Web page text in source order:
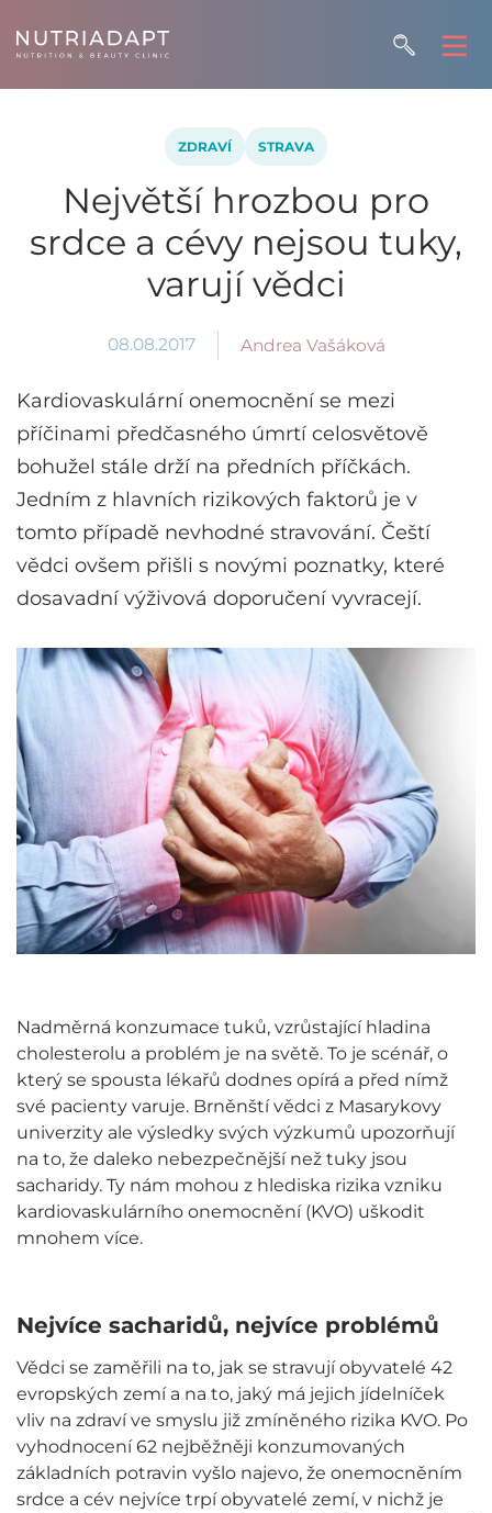
ZDRAVÍ STRAVA
Největší hrozbou pro
srdce a cévy nejsou tuky,
varují vědci
08.08.2017 Andrea Vašáková
Kardiovaskulární onemocnění se mezi
příčinami předčasného úmrtí celosvětově
bohužel stále drží na předních příčkách.
Jedním z hlavních rizikových faktorů je v
tomto případě nevhodné stravování. Čeští
vědci ovšem přišli s novými poznatky, které
dosavadní výživová doporučení vyvracejí.
Nadměrná konzumace tuků, vzrůstající hladina
cholesterolu a problém je na světě. To je scénář, o
který se spousta lékařů dodnes opírá a před nímž
své pacienty varuje. Brněnští vědci z Masarykovy
univerzity ale výsledky svých výzkumů upozorňují
na to, že daleko nebezpečnější než tuky jsou
sacharidy. Ty nám mohou z hlediska rizika vzniku
kardiovaskulárního onemocnění (KVO) uškodit
mnohem více.
Nejvíce sacharidů, nejvíce problémů
Vědci se zaměřili na to, jak se stravují obyvatelé 42
evropských zemí a na to, jaký má jejich jídelníček
vliv na zdraví ve smyslu již zmíněného rizika KVO. Po
vyhodnocení 62 nejběžněji konzumovaných
základních potravin vyšlo najevo, že onemocněním
srdce a cév nejvíce trpí obyvatelé zemí, v nichž je